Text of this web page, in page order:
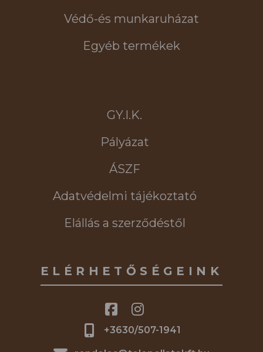
Védő-és munkaruházat
Egyéb termékek
GY.I.K.
Pályázat
ÁSZF
Adatvédelmi tájékoztató
Elállás a szerződéstől
ELÉRHETŐSÉGEINK
+3630/507-1941